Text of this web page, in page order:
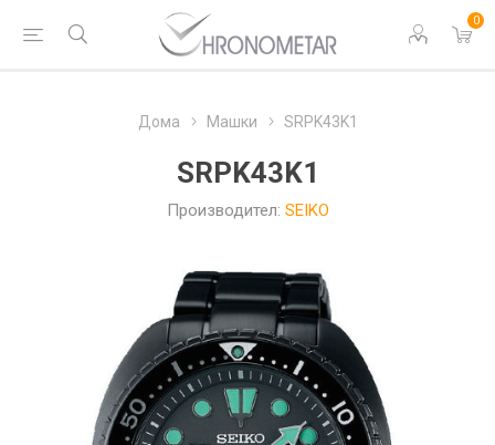
0
Дома Машки SRPK43K1
SRPK43K1
Производител: SEIKO